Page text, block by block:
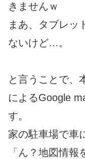
きませんｗ
まあ、タブレッ
ないけど…。
と言うことで、
によるGoogle
す。
家の駐車場で車
「ん？地図情